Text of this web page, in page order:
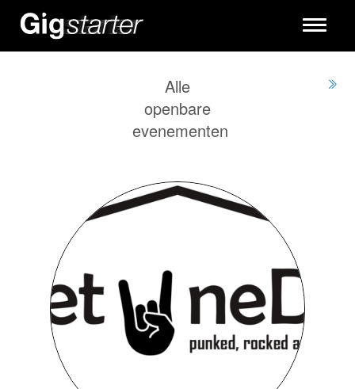
Toggle
Alle
openbare
evenementen